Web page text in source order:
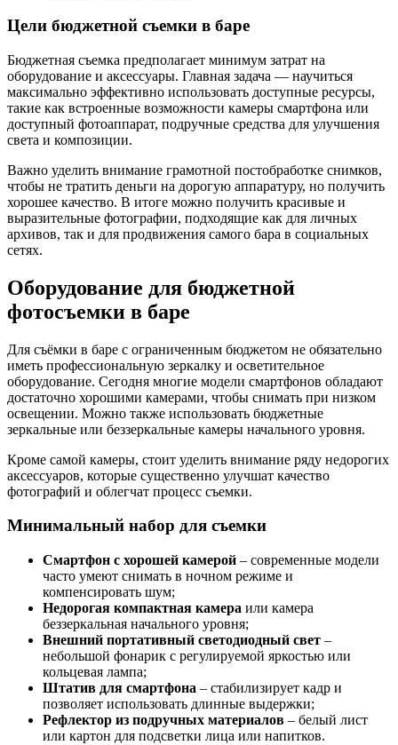
Цели бюджетной съемки в баре
Бюджетная съемка предполагает минимум затрат на
оборудование и аксессуары. Главная задача — научиться
максимально эффективно использовать доступные ресурсы,
такие как встроенные возможности камеры смартфона или
доступный фотоаппарат, подручные средства для улучшения
света и композиции.
Важно уделить внимание грамотной постобработке снимков,
чтобы не тратить деньги на дорогую аппаратуру, но получить
хорошее качество. В итоге можно получить красивые и
выразительные фотографии, подходящие как для личных
архивов, так и для продвижения самого бара в социальных
сетях.
Оборудование для бюджетной
фотосъемки в баре
Для съёмки в баре с ограниченным бюджетом не обязательно
иметь профессиональную зеркалку и осветительное
оборудование. Сегодня многие модели смартфонов обладают
достаточно хорошими камерами, чтобы снимать при низком
освещении. Можно также использовать бюджетные
зеркальные или беззеркальные камеры начального уровня.
Кроме самой камеры, стоит уделить внимание ряду недорогих
аксессуаров, которые существенно улучшат качество
фотографий и облегчат процесс съемки.
Минимальный набор для съемки
Смартфон с хорошей камерой – современные модели
часто умеют снимать в ночном режиме и
компенсировать шум;
Недорогая компактная камера или камера
беззеркальная начального уровня;
Внешний портативный светодиодный свет –
небольшой фонарик с регулируемой яркостью или
кольцевая лампа;
Штатив для смартфона – стабилизирует кадр и
позволяет использовать длинные выдержки;
Рефлектор из подручных материалов – белый лист
или картон для подсветки лица или напитков.